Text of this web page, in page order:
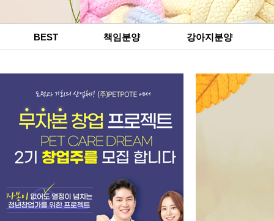
BEST 책임분양 강아지분양